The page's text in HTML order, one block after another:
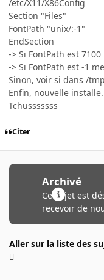
/etc/X11/X86Config
Section "Files"
FontPath "unix/:-1"
EndSection
-> Si FontPath est
-> Si FontPath est -1
Sinon, voir si dans /
Enfin, nouvelle
Tchusssssss
Citer
Archivé
Ce sujet est
recevoir de
Aller sur la liste des